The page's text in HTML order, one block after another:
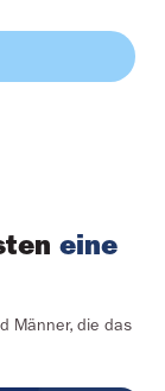
eine
Männer, die das